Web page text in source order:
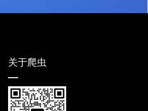
关于爬虫